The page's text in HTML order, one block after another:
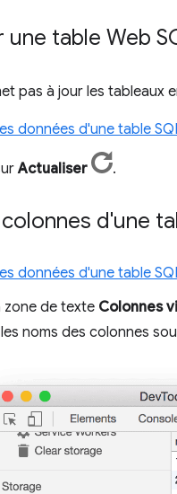
une table Web
pas à jour les tableaux
données d'une table
Actualiser .
d'une
données d'une table
zone de texte Colonnes
noms des colonnes